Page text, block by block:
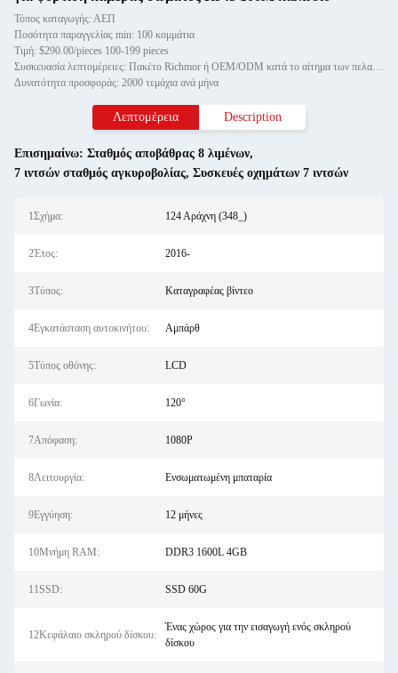
Τόπος καταγωγής: ΑΕΠ
Ποσότητα παραγγελίας min: 100 κομμάτια
Τιμή: $290.00/pieces 100-199 pieces
Συσκευασία λεπτομέρειες: Πακέτο Richmor ή OEM/ODM κατά το αίτημα των πελατών
Δυνατότητα προσφοράς: 2000 τεμάχια ανά μήνα
Λεπτομέρεια Description
Επισημαίνω: Σταθμός αποβάθρας 8 λιμένων,
7 ιντσών σταθμός αγκυροβολίας, Συσκευές οχημάτων 7 ιντσών
1Σχήμα: 124 Αράχνη (348_)
2Έτος: 2016-
3Τύπος: Καταγραφέας βίντεο
4Εγκατάσταση αυτοκινήτου: Αμπάρθ
5Τύπος οθόνης: LCD
6Γωνία: 120°
7Απόφαση: 1080P
8Λειτουργία: Ενσωματωμένη μπαταρία
9Εγγύηση: 12 μήνες
10Μνήμη RAM: DDR3 1600L 4GB
11SSD: SSD 60G
12Κεφάλαιο σκληρού δίσκου:
Ένας χώρος για την εισαγωγή ενός σκληρού
δίσκου